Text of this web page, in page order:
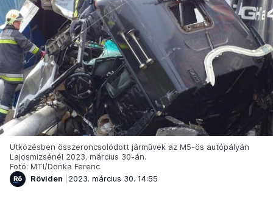
Ütközésben összeroncsolódott járművek az M5-ös autópályán
Lajosmizsénél 2023. március 30-án.
Fotó: MTI/Donka Ferenc
Röviden
2023. március 30. 14:55